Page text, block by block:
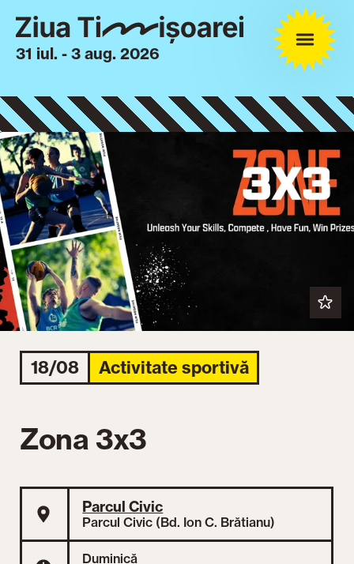
31 iul. - 3 aug. 2026
18/08 Activitate sportivă
Zona 3x3
Parcul Civic
Parcul Civic (Bd. Ion C. Brătianu)
Duminică